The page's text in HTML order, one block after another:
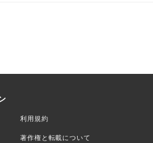
利用規約
著作権と転載について